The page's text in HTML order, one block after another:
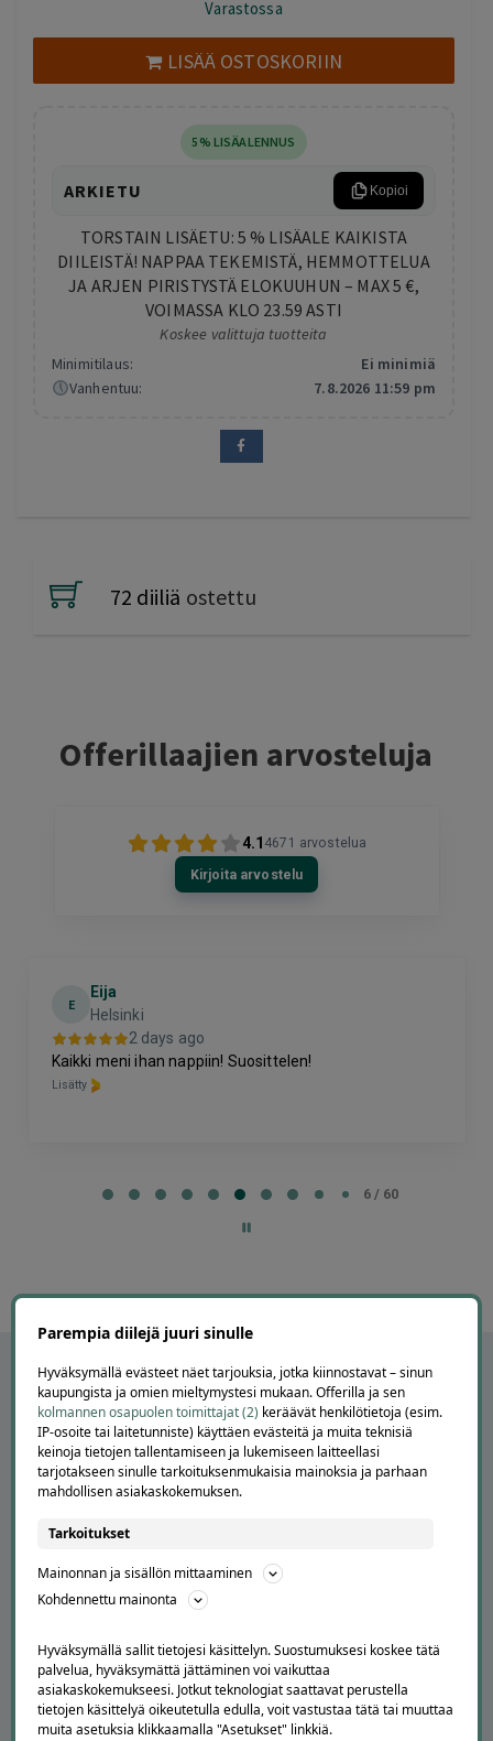
oli:
40,00 €.
29,00 €.
Varastossa
LISÄÄ OSTOSKORIIN
5% LISÄALENNUS
ARKIETU Kopioi
TORSTAIN LISÄETU: 5 % LISÄALE KAIKISTA
DIILEISTÄ! NAPPAA TEKEMISTÄ, HEMMOTTELUA
JA ARJEN PIRISTYSTÄ ELOKUUHUN – MAX 5 €,
VOIMASSA KLO 23.59 ASTI
Koskee valittuja tuotteita
Minimitilaus:
Ei minimiä
Vanhentuu:
7.8.2026 11:59 pm
72 diiliä ostettu
Offerillaajien arvosteluja
4.1 4671 arvostelua
Kirjoita arvostelu
E
Eija
Helsinki
2 days ago
Kaikki meni ihan nappiin! Suosittelen!
Lisätty
6 / 60
APUA JA NEUVOJA
Peruuta tilaus
Kuinka Offerilla toimii
Usein kysytyt kysymykset
Suosittele Offerillaa
Parempia diilejä juuri sinulle
Hyväksymällä evästeet näet tarjouksia, jotka kiinnostavat – sinun
kaupungista ja omien mieltymystesi mukaan. Offerilla ja sen
kolmannen osapuolen toimittajat (2) keräävät henkilötietoja (esim.
IP-osoite tai laitetunniste) käyttäen evästeitä ja muita teknisiä
keinoja tietojen tallentamiseen ja lukemiseen laitteellasi
tarjotakseen sinulle tarkoituksenmukaisia mainoksia ja parhaan
mahdollisen asiakaskokemuksen.
Tarkoitukset
Mainonnan ja sisällön mittaaminen
Kohdennettu mainonta
Hyväksymällä sallit tietojesi käsittelyn. Suostumuksesi koskee tätä
palvelua, hyväksymättä jättäminen voi vaikuttaa
asiakaskokemukseesi. Jotkut teknologiat saattavat perustella
tietojen käsittelyä oikeutetulla edulla, voit vastustaa tätä tai muuttaa
muita asetuksia klikkaamalla "Asetukset" linkkiä.